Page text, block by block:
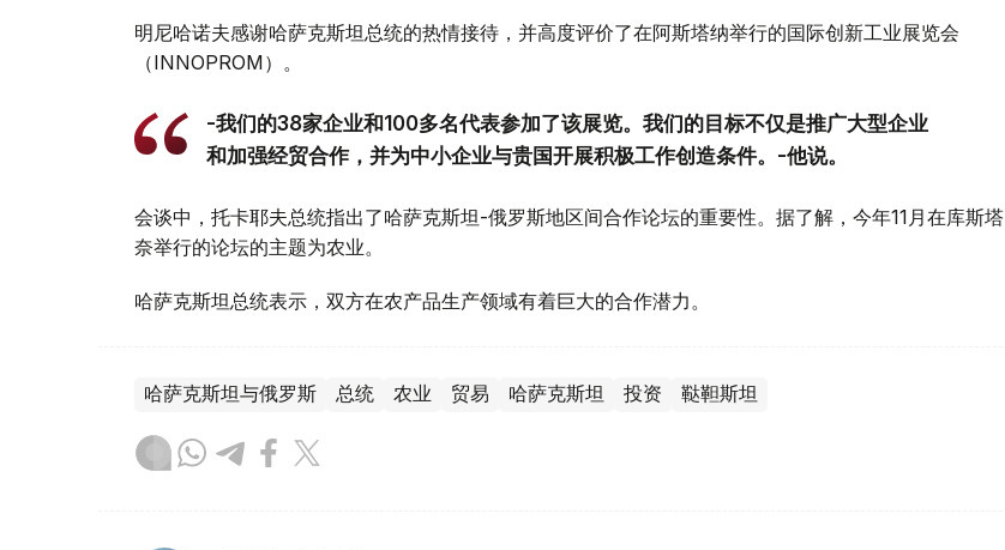
明尼哈诺夫感谢哈萨克斯坦总统的热情接待，并高度评价了在阿斯塔纳举行的国际创新工业展览会
（INNOPROM）。
-我们的38家企业和100多名代表参加了该展览。我们的目标不仅是推广大型企业
和加强经贸合作，并为中小企业与贵国开展积极工作创造条件。-他说。
会谈中，托卡耶夫总统指出了哈萨克斯坦-俄罗斯地区间合作论坛的重要性。据了解，今年11月在库斯塔
奈举行的论坛的主题为农业。
哈萨克斯坦总统表示，双方在农产品生产领域有着巨大的合作潜力。
哈萨克斯坦与俄罗斯 总统 农业 贸易 哈萨克斯坦 投资 鞑靼斯坦